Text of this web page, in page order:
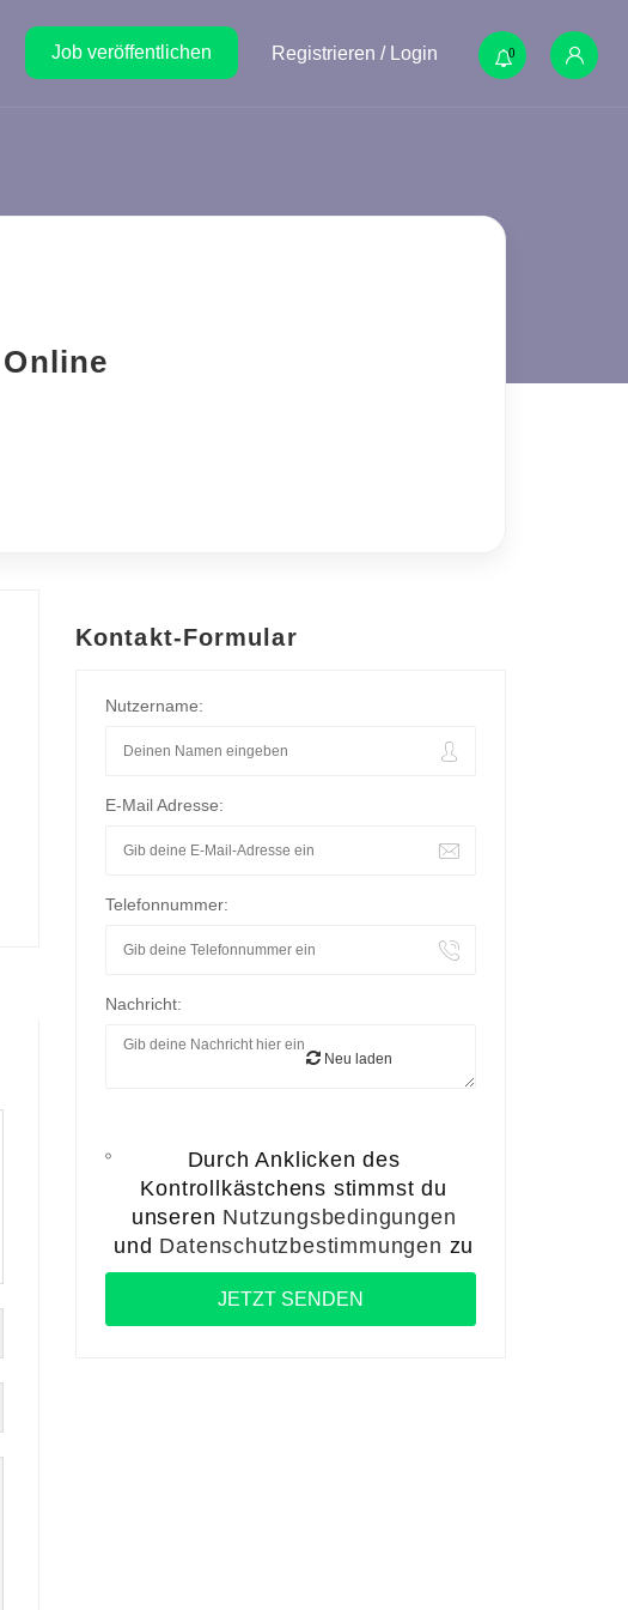
Job veröffentlichen Registrieren / Login 0
Kontakt-Formular
Nutzername:
E-Mail Adresse:
Telefonnummer:
Nachricht:
Neu laden
Durch Anklicken des
Kontrollkästchens stimmst du
unseren Nutzungsbedingungen
und Datenschutzbestimmungen zu